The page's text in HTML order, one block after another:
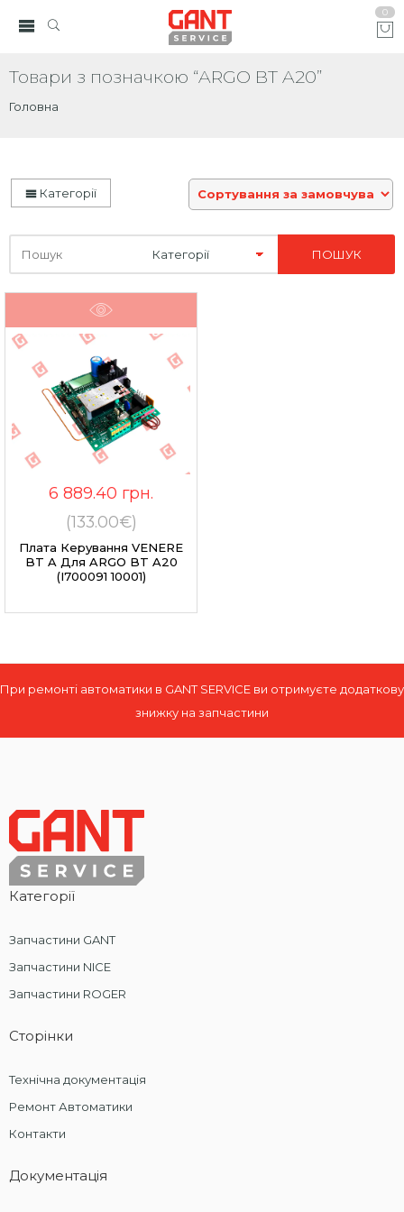
0
Товари з позначкою “ARGO BT A20”
Головна
Категорії
Шукайте
тут
6 889.40 грн.
(133.00€)
Плата Керування VENERE
BT A Для ARGO BT A20
(I700091 10001)
При ремонті автоматики в GANT SERVICE ви отримуєте додаткову
знижку на запчастини
Категорії
Запчастини GANT
Запчастини NICE
Запчастини ROGER
Сторінки
Технічна документація
Ремонт Автоматики
Контакти
Документація